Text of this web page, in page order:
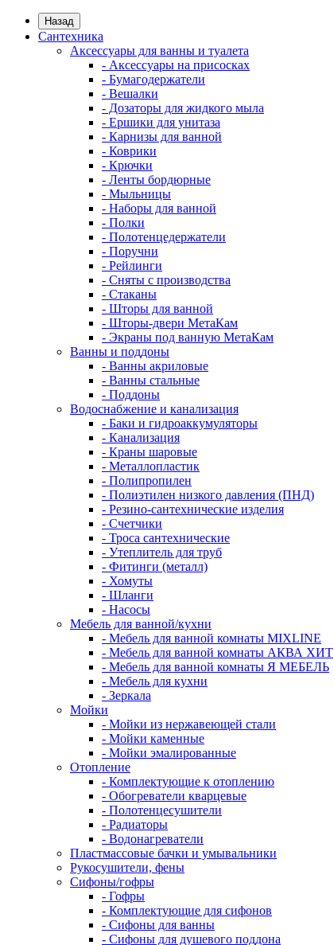
Назад
Сантехника
Аксессуары для ванны и туалета
- Аксессуары на присосках
- Бумагодержатели
- Вешалки
- Дозаторы для жидкого мыла
- Ершики для унитаза
- Карнизы для ванной
- Коврики
- Крючки
- Ленты бордюрные
- Мыльницы
- Наборы для ванной
- Полки
- Полотенцедержатели
- Поручни
- Рейлинги
- Сняты с производства
- Стаканы
- Шторы для ванной
- Шторы-двери МетаКам
- Экраны под ванную МетаКам
Ванны и поддоны
- Ванны акриловые
- Ванны стальные
- Поддоны
Водоснабжение и канализация
- Баки и гидроаккумуляторы
- Канализация
- Краны шаровые
- Металлопластик
- Полипропилен
- Полиэтилен низкого давления (ПНД)
- Резино-сантехнические изделия
- Счетчики
- Троса сантехнические
- Утеплитель для труб
- Фитинги (металл)
- Хомуты
- Шланги
- Насосы
Мебель для ванной/кухни
- Мебель для ванной комнаты MIXLINE
- Мебель для ванной комнаты АКВА ХИТ
- Мебель для ванной комнаты Я МЕБЕЛЬ
- Мебель для кухни
- Зеркала
Мойки
- Мойки из нержавеющей стали
- Мойки каменные
- Мойки эмалированные
Отопление
- Комплектующие к отоплению
- Обогреватели кварцевые
- Полотенцесушители
- Радиаторы
- Водонагреватели
Пластмассовые бачки и умывальники
Рукосушители, фены
Сифоны/гофры
- Гофры
- Комплектующие для сифонов
- Сифоны для ванны
- Сифоны для душевого поддона